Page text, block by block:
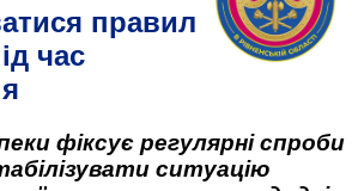
правил
час
фіксує регулярні спроби
ситуацію